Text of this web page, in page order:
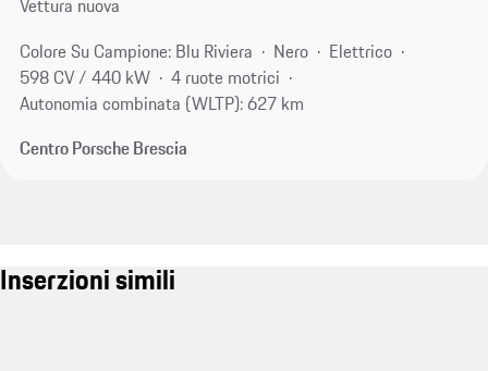
Vettura nuova
Colore Su Campione: Blu Riviera
Nero
Elettrico
598 CV / 440 kW
4 ruote motrici
Autonomia combinata (WLTP): 627 km
Centro Porsche Brescia
Inserzioni simili